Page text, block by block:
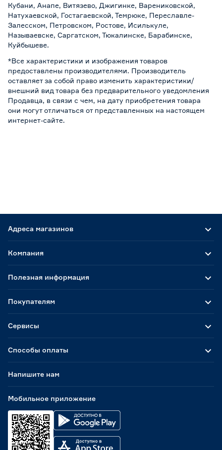
Кубани, Анапе, Витязево, Джигинке, Варениковской,
Натухаевской, Гостагаевской, Темрюке, Переславле-
Залесском, Петровском, Ростове, Исилькуле,
Называевске, Саргатском, Тюкалинске, Барабинске,
Куйбышеве.
*Все характеристики и изображения товаров
предоставлены производителями. Производитель
оставляет за собой право изменить характеристики/
внешний вид товара без предварительного уведомления
Продавца, в связи с чем, на дату приобретения товара
они могут отличаться от представленных на настоящем
интернет-сайте.
Адреса магазинов
Способы оплаты
Мобильное приложение
Компания
Полезная информация
Покупателям
Сервисы
Напишите нам